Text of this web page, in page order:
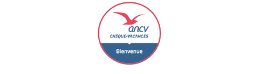
Le Coupon Sport ancv